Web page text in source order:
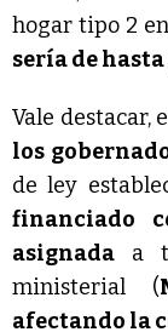
hogar tipo 2 en
sería de hasta
Vale destacar,
los
de ley
financiado
asignada a
ministerial (
afectando la